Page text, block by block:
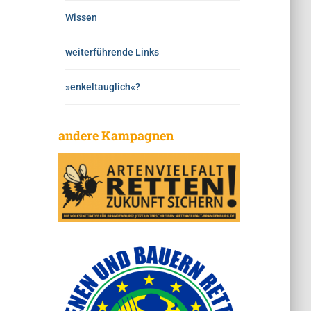
Wissen
weiterführende Links
»enkeltauglich«?
andere Kampagnen